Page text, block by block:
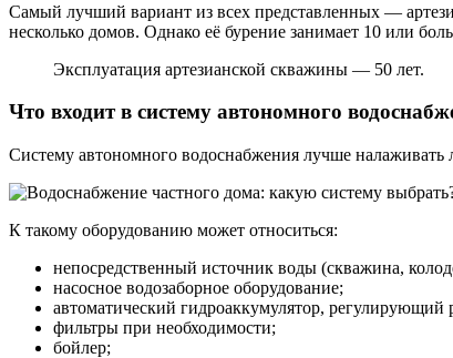
Самый лучший вариант из всех представленных —
несколько домов. Однако её бурение занимает 10 или
Эксплуатация артезианской скважины — 50 лет.
Что входит в систему автономного
Систему автономного водоснабжения лучше
К такому оборудованию может относиться:
непосредственный источник воды (скважина,
насосное водозаборное оборудование;
автоматический гидроаккумулятор, регулирующий
фильтры при необходимости;
бойлер;